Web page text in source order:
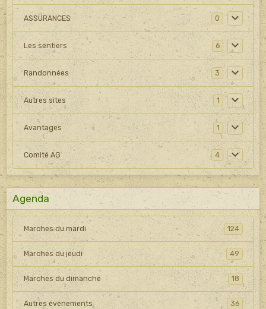
ASSURANCES 0
Les sentiers 6
Randonnées 3
Autres sites 1
Avantages 1
Comité AG 4
Agenda
Marches du mardi 124
Marches du jeudi 49
Marches du dimanche 18
Autres événements 36